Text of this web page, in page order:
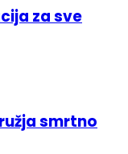
za sve
smrtno